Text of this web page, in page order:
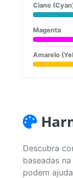
Ciano
Magenta
Amarelo
Descubra
baseadas
podem